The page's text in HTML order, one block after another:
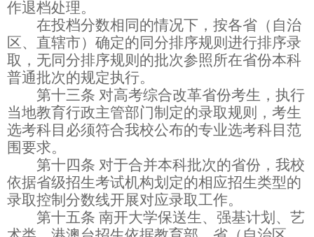
作退档处理。
在投档分数相同的情况下，按各省（自治
区、直辖市）确定的同分排序规则进行排序录
取，无同分排序规则的批次参照所在省份本科
普通批次的规定执行。
第十三条 对高考综合改革省份考生，执行
当地教育行政主管部门制定的录取规则，考生
选考科目必须符合我校公布的专业选考科目范
围要求。
第十四条 对于合并本科批次的省份，我校
依据省级招生考试机构划定的相应招生类型的
录取控制分数线开展对应录取工作。
第十五条 南开大学保送生、强基计划、艺